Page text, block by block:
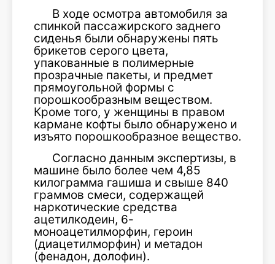
В ходе осмотра автомобиля за
спинкой пассажирского заднего
сиденья были обнаружены пять
брикетов серого цвета,
упакованные в полимерные
прозрачные пакеты, и предмет
прямоугольной формы с
порошкообразным веществом.
Кроме того, у женщины в правом
кармане кофты было обнаружено и
изъято порошкообразное вещество.
Согласно данным экспертизы, в
машине было более чем 4,85
килограмма гашиша и свыше 840
граммов смеси, содержащей
наркотические средства
ацетилкодеин, 6-
моноацетилморфин, героин
(диацетилморфин) и метадон
(фенадон, долофин).